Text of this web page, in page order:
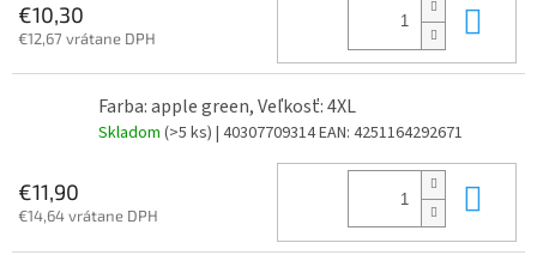
€10,30
€12,67 vrátane DPH
Farba: apple green, Veľkosť: 4XL
Skladom (>5 ks) | 40307709314EAN: 4251164292671
€11,90
€14,64 vrátane DPH